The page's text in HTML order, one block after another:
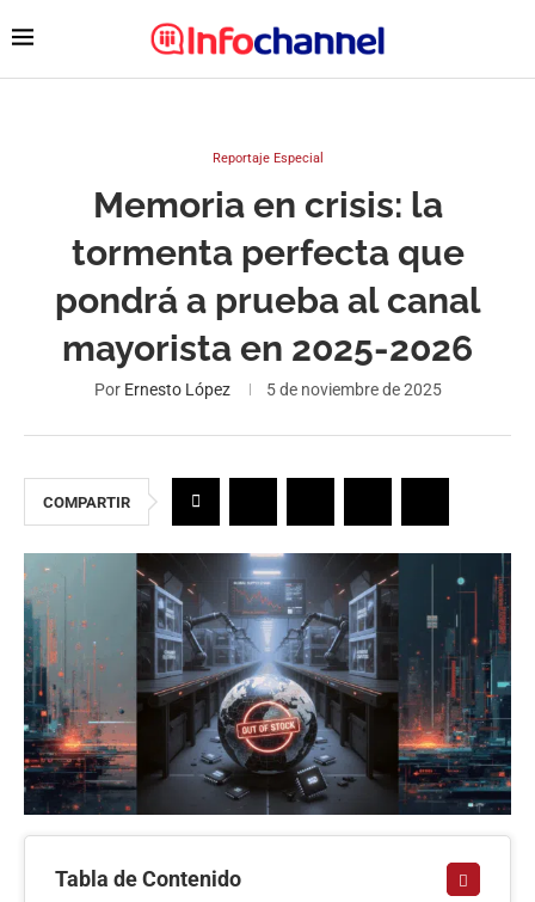
Reportaje Especial
Memoria en crisis: la
tormenta perfecta que
pondrá a prueba al canal
mayorista en 2025-2026
Por Ernesto López 5 de noviembre de 2025
COMPARTIR
Tabla de Contenido